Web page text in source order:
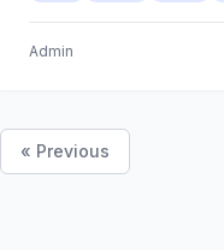
Admin
« Previous